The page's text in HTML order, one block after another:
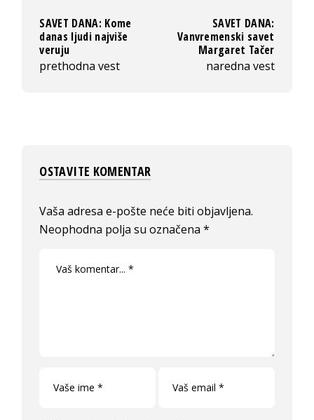
SAVET DANA: Kome
danas ljudi najviše
veruju
prethodna vest
SAVET DANA:
Vanvremenski savet
Margaret Tačer
naredna vest
OSTAVITE KOMENTAR
Vaša adresa e-pošte neće biti objavljena.
Neophodna polja su označena*